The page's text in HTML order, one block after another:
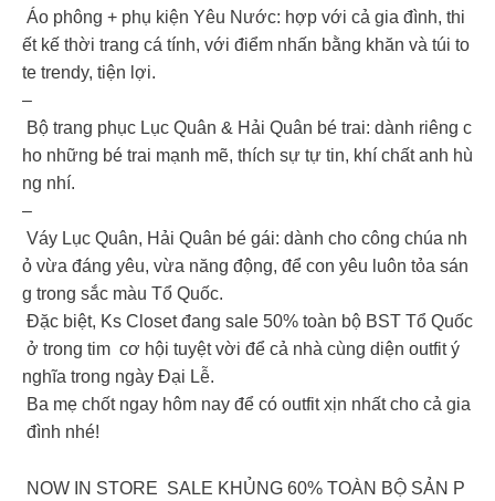
Áo phông + phụ kiện Yêu Nước: hợp với cả gia đình, thi
ết kế thời trang cá tính, với điểm nhấn bằng khăn và túi to
te trendy, tiện lợi.
–
Bộ trang phục Lục Quân & Hải Quân bé trai: dành riêng c
ho những bé trai mạnh mẽ, thích sự tự tin, khí chất anh hù
ng nhí.
–
Váy Lục Quân, Hải Quân bé gái: dành cho công chúa nh
ỏ vừa đáng yêu, vừa năng động, để con yêu luôn tỏa sán
g trong sắc màu Tổ Quốc.
Đặc biệt, Ks Closet đang sale 50% toàn bộ BST Tổ Quốc
ở trong tim cơ hội tuyệt vời để cả nhà cùng diện outfit ý
nghĩa trong ngày Đại Lễ.
Ba mẹ chốt ngay hôm nay để có outfit xịn nhất cho cả gia
đình nhé!
NOW IN STORE SALE KHỦNG 60% TOÀN BỘ SẢN P